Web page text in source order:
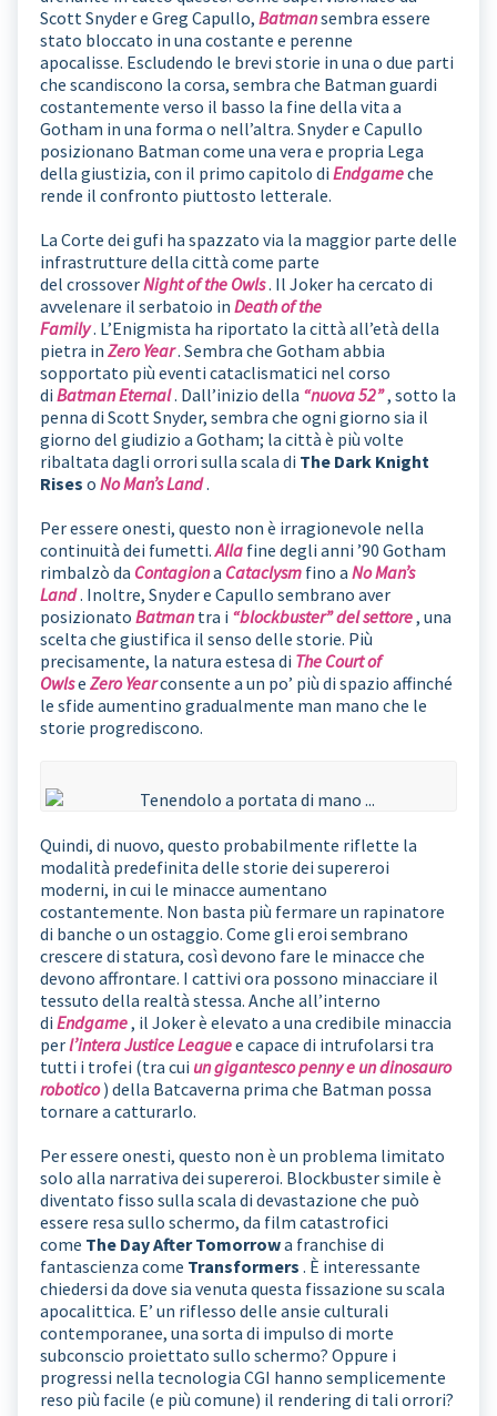
Scott Snyder e Greg Capullo, Batmansembra essere
stato bloccato in una costante e perenne
apocalisse. Escludendo le brevi storie in una o due parti
che scandiscono la corsa, sembra che Batman guardi
costantemente verso il basso la fine della vita a
Gotham in una forma o nell’altra. Snyder e Capullo
posizionano Batman come una vera e propria Lega
della giustizia, con il primo capitolo di Endgameche
rende il confronto piuttosto letterale.
La Corte dei gufi ha spazzato via la maggior parte delle
infrastrutture della città come parte
del crossoverNight of the Owls. Il Joker ha cercato di
avvelenare il serbatoio in Death of the
Family. L’Enigmista ha riportato la città all’età della
pietra in Zero Year. Sembra che Gotham abbia
sopportato più eventi cataclismatici nel corso
di Batman Eternal. Dall’inizio della “nuova 52”, sotto la
penna di Scott Snyder, sembra che ogni giorno sia il
giorno del giudizio a Gotham; la città è più volte
ribaltata dagli orrori sulla scala di The Dark Knight
Rises o No Man’s Land.
Per essere onesti, questo non è irragionevole nella
continuità dei fumetti.Alla fine degli anni ’90 Gotham
rimbalzò da Contagiona Cataclysm fino a No Man’s
Land. Inoltre, Snyder e Capullo sembrano aver
posizionato Batmantra i “blockbuster” del settore, una
scelta che giustifica il senso delle storie. Più
precisamente, la natura estesa di The Court of
Owlse Zero Yearconsente a un po’ più di spazio affinché
le sfide aumentino gradualmente man mano che le
storie progrediscono.
Quindi, di nuovo, questo probabilmente riflette la
modalità predefinita delle storie dei supereroi
moderni, in cui le minacce aumentano
costantemente. Non basta più fermare un rapinatore
di banche o un ostaggio. Come gli eroi sembrano
crescere di statura, così devono fare le minacce che
devono affrontare. I cattivi ora possono minacciare il
tessuto della realtà stessa. Anche all’interno
di Endgame, il Joker è elevato a una credibile minaccia
perl’intera Justice Leaguee capace di intrufolarsi tra
tutti i trofei (tra cui un gigantesco penny e un dinosauro
robotico) della Batcaverna prima che Batman possa
tornare a catturarlo.
Per essere onesti, questo non è un problema limitato
solo alla narrativa dei supereroi. Blockbuster simile è
diventato fisso sulla scala di devastazione che può
essere resa sullo schermo, da film catastrofici
come The Day After Tomorrowa franchise di
fantascienza come Transformers . È interessante
chiedersi da dove sia venuta questa fissazione su scala
apocalittica. E’ un riflesso delle ansie culturali
contemporanee, una sorta di impulso di morte
subconscio proiettato sullo schermo? Oppure i
progressi nella tecnologia CGI hanno semplicemente
reso più facile (e più comune) il rendering di tali orrori?